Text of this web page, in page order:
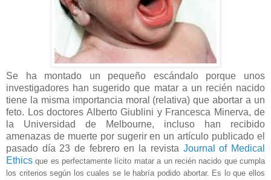
Se ha montado un pequeño escándalo porque unos
investigadores han sugerido que matar a un recién nacido
tiene la misma importancia moral (relativa) que abortar a un
feto. Los doctores Alberto Giublini y Francesca Minerva, de
la Universidad de Melbourne, incluso han recibido
amenazas de muerte por sugerir en un artículo publicado el
pasado día 23 de febrero en la revista Journal of Medical
Ethics que es perfectamente lícito matar a un recién nacido que cumpla
los criterios según los cuales se le habría podido abortar. Es lo que ellos